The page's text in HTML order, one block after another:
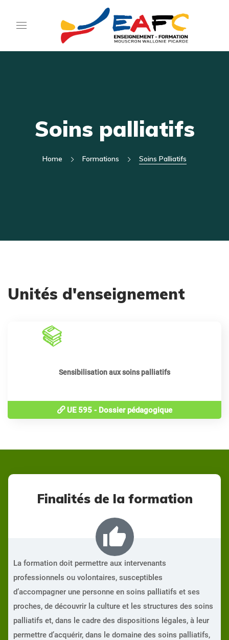
Soins palliatifs
Home Formations Soins Palliatifs
Unités d'enseignement
Sensibilisation aux soins palliatifs
UE 595 - Dossier pédagogique
thumb_up
Finalités de la formation
La formation doit permettre aux intervenants
professionnels ou volontaires, susceptibles
d’accompagner une personne en soins palliatifs et ses
proches, de découvrir la culture et les structures des soins
palliatifs et, dans le cadre des dispositions légales, à leur
permettre d’acquérir, dans le domaine des soins palliatifs,